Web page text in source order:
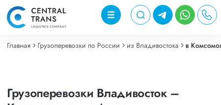
Главная Грузоперевозки по России из Владивостока в
Грузоперевозки Владивосток –